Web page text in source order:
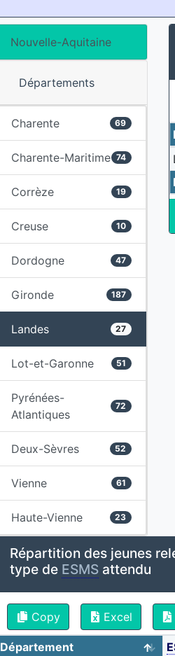
Nouvelle-Aquitaine
Départements
Charente 69
Charente-Maritime 74
Corrèze 19
Creuse 10
Dordogne 47
Gironde 187
Landes 27
Lot-et-Garonne 51
Pyrénées-
Atlantiques
72
Deux-Sèvres 52
Vienne 61
Haute-Vienne 23
Répartition des jeunes
type de ESMS attendu
Copy Excel
Département